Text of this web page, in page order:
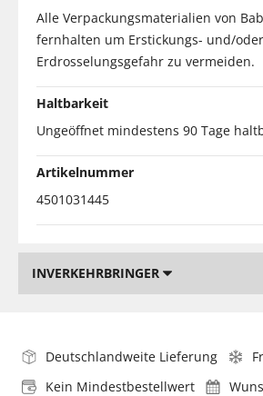
Alle Verpackungsmaterialien von
fernhalten um Erstickungs- und/oder
Erdrosselungsgefahr zu vermeiden.
Haltbarkeit
Ungeöffnet mindestens 90 Tage
Artikelnummer
4501031445
INVERKEHRBRINGER
Deutschlandweite Lieferung
Kein Mindestbestellwert